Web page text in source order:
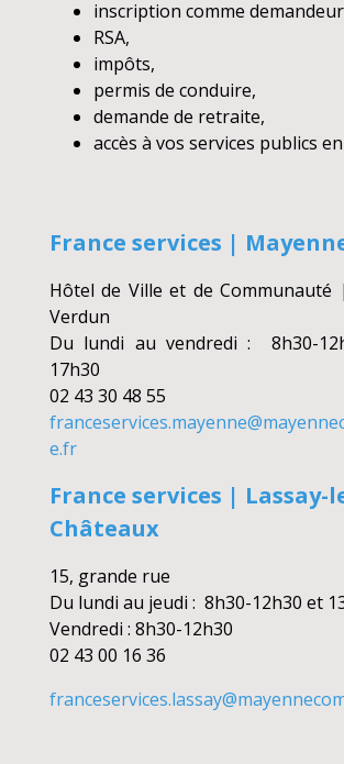
inscription comme
RSA,
impôts,
permis de conduire,
demande de retraite,
accès à vos services publics
France services |
Hôtel de Ville et de
Verdun
Du lundi au vendredi : 8h30-
17h30
02 43 30 48 55
e.fr
France services | Lassay-
Châteaux
15, grande rue
Du lundi au jeudi : 8h30-12h30 et
Vendredi : 8h30-12h30
02 43 00 16 36